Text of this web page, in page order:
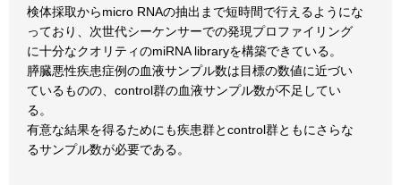
検体採取からmicro RNAの抽出まで短時間で行えるようにな
っており、次世代シーケンサーでの発現プロファイリング
に十分なクオリティのmiRNA libraryを構築できている。
膵臓悪性疾患症例の血液サンプル数は目標の数値に近づい
ているものの、control群の血液サンプル数が不足してい
る。
有意な結果を得るためにも疾患群とcontrol群ともにさらな
るサンプル数が必要である。